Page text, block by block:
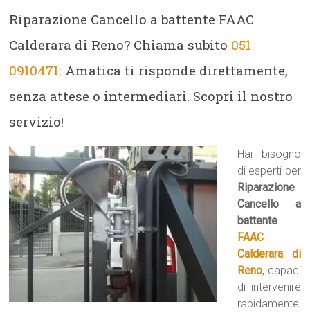
Riparazione Cancello a battente FAAC
Calderara di Reno? Chiama subito 051
0910471: Amatica ti risponde direttamente,
senza attese o intermediari. Scopri il nostro
servizio!
Hai bisogno
di esperti per
Riparazione
Cancello a
battente
FAAC
Calderara di
Reno, capaci
di intervenire
rapidamente